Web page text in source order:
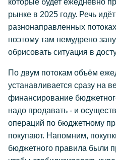
которые будет ежедневно
рынке в 2025 году. Речь
разнонаправленных
поэтому там немудрено
обрисовать ситуация в
По двум потокам объём
устанавливается сразу на
финансирование
надо продавать - и
операций по бюджетному
покупают. Напомним,
бюджетного правила были